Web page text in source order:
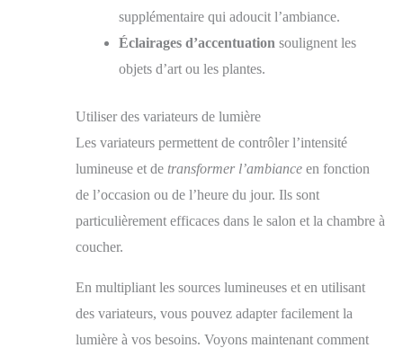
supplémentaire qui adoucit l’ambiance.
Éclairages d’accentuation soulignent les
objets d’art ou les plantes.
Utiliser des variateurs de lumière
Les variateurs permettent de contrôler l’intensité
lumineuse et de transformer l’ambiance en fonction
de l’occasion ou de l’heure du jour. Ils sont
particulièrement efficaces dans le salon et la chambre à
coucher.
En multipliant les sources lumineuses et en utilisant
des variateurs, vous pouvez adapter facilement la
lumière à vos besoins. Voyons maintenant comment